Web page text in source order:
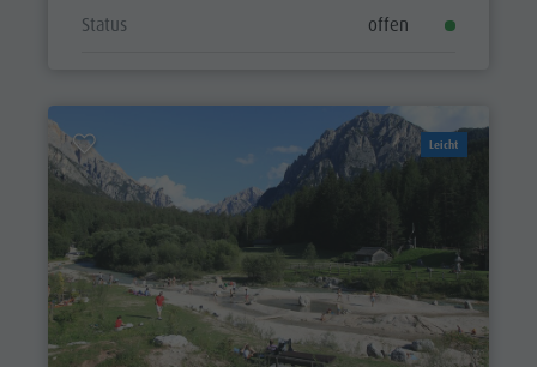
Status offen
Leicht